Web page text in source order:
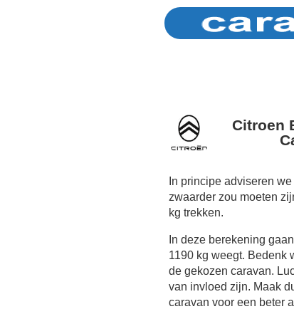
Citroen
In principe adviseren
zwaarder zou moeten
kg trekken.
In deze berekening
1190 kg weegt. Bedenk
de gekozen caravan.
van invloed zijn. Maak
caravan voor een beter